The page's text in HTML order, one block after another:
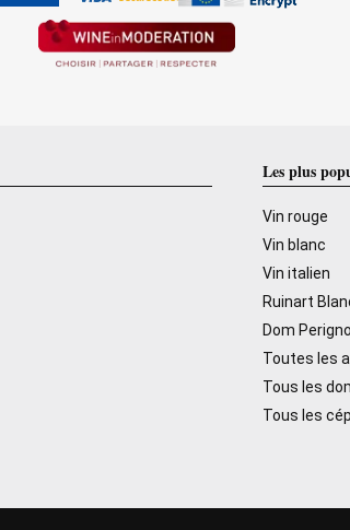
Les plus
Vin rouge
Vin blanc
Vin italien
Ruinart
Dom
Toutes les
Tous les
Tous les